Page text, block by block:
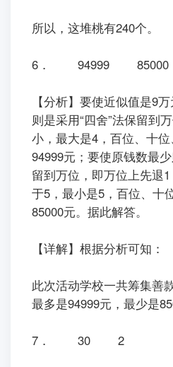
所以，这堆桃有240个。
6． 94999 85000
【分析】要使近似值是9
则是采用“四舍”法保留到
小，最大是4，百位、十
94999元；要使原钱数最
留到万位，即万位上先退
于5，最小是5，百位、十
85000元。据此解答。
【详解】根据分析可知：
此次活动学校一共筹集善
最多是94999元，最少是
7． 30 2